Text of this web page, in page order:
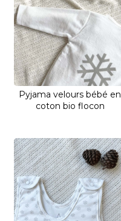
Pyjama velours bébé en
coton bio flocon